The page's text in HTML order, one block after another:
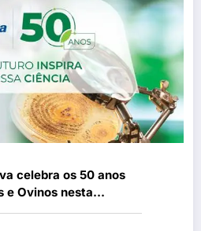
celebra os 50 anos
e Ovinos nesta